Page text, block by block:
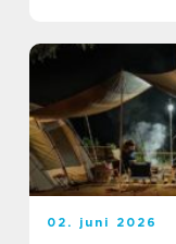
02. juni 2026